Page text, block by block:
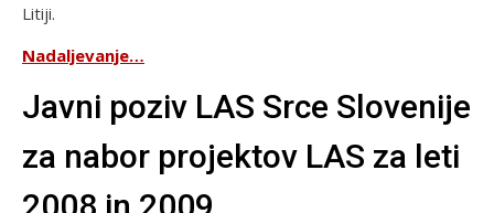
Litiji.
Nadaljevanje…
Javni poziv LAS Srce Slovenije
za nabor projektov LAS za leti